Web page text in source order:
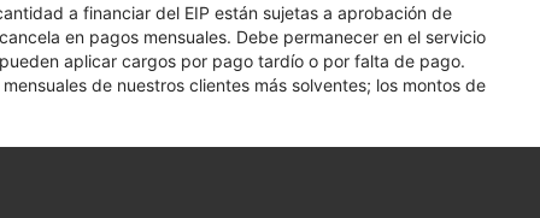
a financiar del EIP están sujetas a aprobación de
en pagos mensuales. Debe permanecer en el servicio
aplicar cargos por pago tardío o por falta de pago.
de nuestros clientes más solventes; los montos de